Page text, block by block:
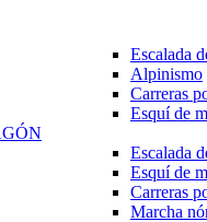
Escalada
Alpinismo
Carreras
Esquí de
Escalada
Esquí de
Carreras
Marcha